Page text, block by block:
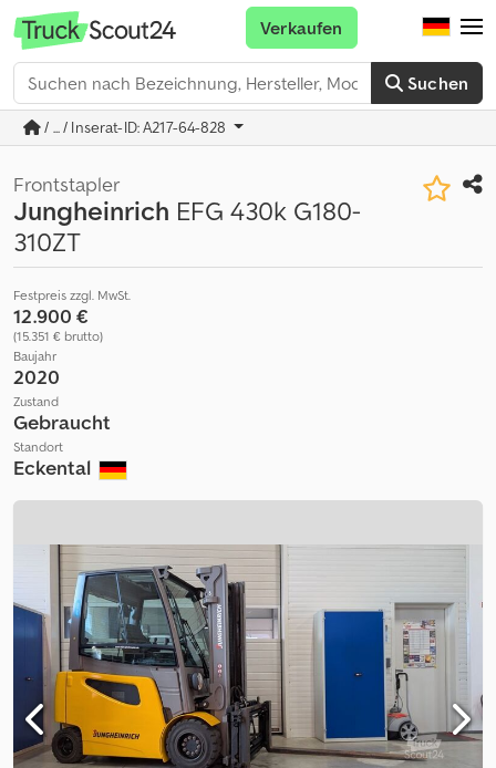
Suchen
Verkaufen
/ ... / Inserat-ID: A217-64-828
Frontstapler
Jungheinrich EFG 430k G180-
310ZT
Festpreis zzgl. MwSt.
12.900 €
(15.351 € brutto)
Baujahr
2020
Zustand
Gebraucht
Standort
Eckental